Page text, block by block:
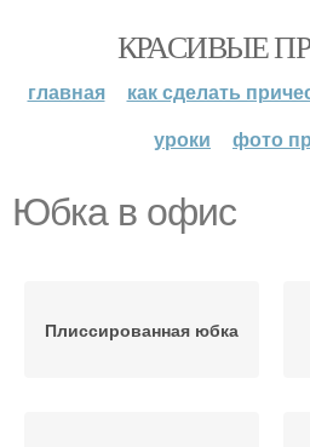
КРАСИВЫЕ
главная как сделать
уроки
фото
Юбка в офис
Плиссированная юбка